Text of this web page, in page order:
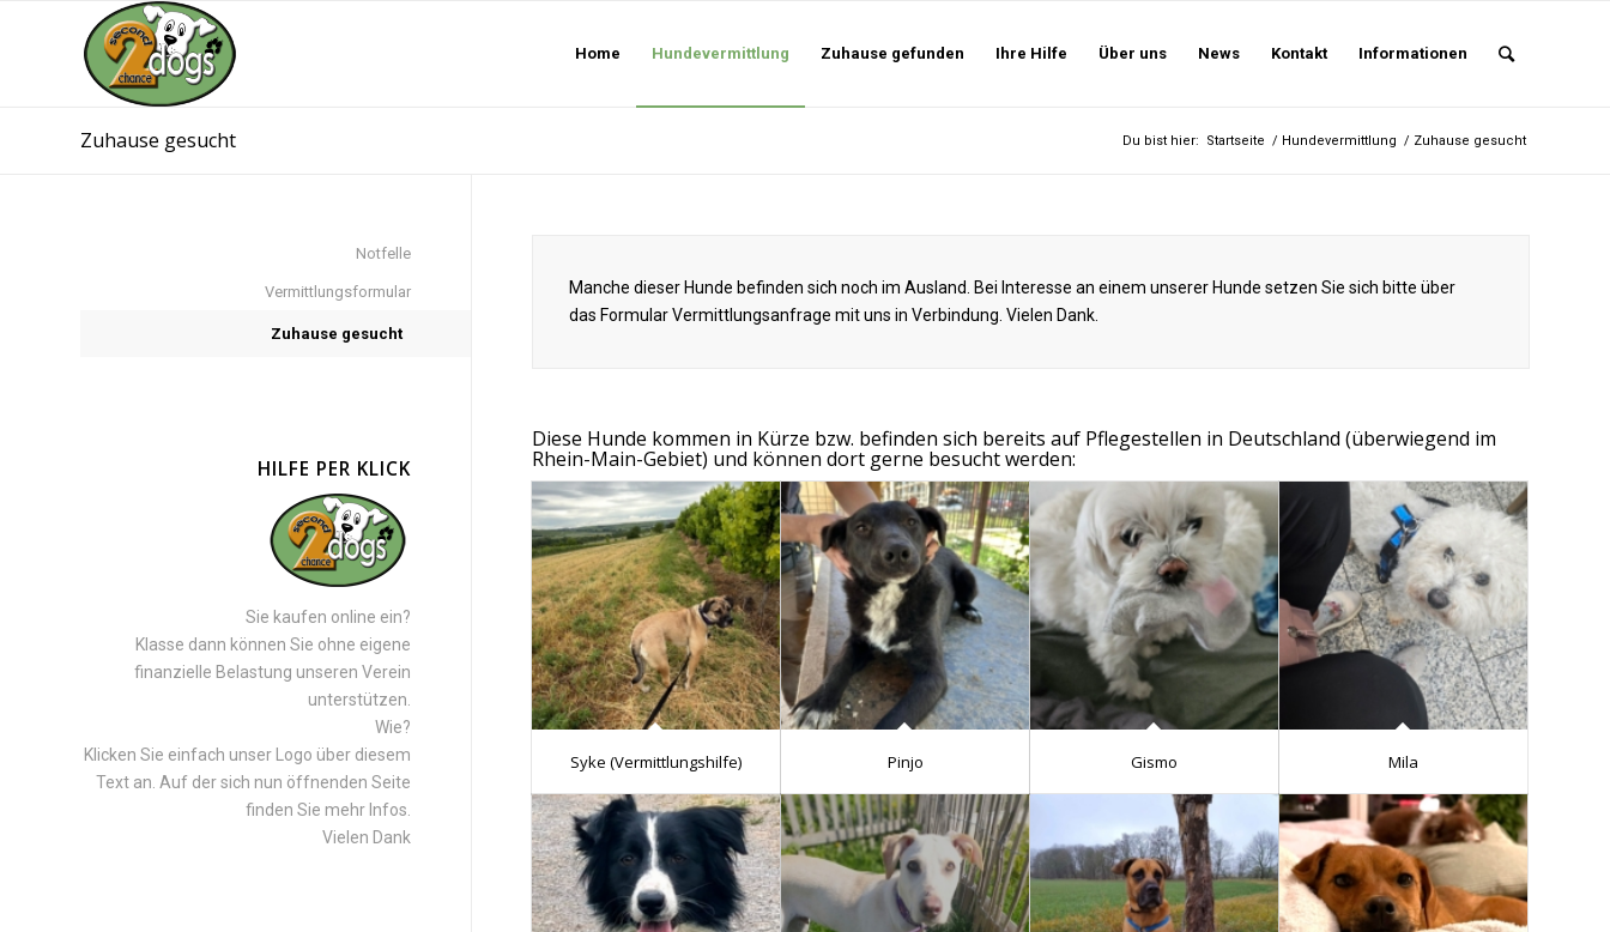
Home Hundevermittlung Zuhause gefunden Ihre Hilfe Über uns News Kontakt Informationen
Zuhause gesucht Du bist hier: Startseite / Hundevermittlung / Zuhause gesucht
Manche dieser Hunde befinden sich noch im Ausland. Bei Interesse an einem unserer Hunde setzen Sie sich bitte über
das Formular Vermittlungsanfrage mit uns in Verbindung. Vielen Dank.
Diese Hunde kommen in Kürze bzw. befinden sich bereits auf Pflegestellen in Deutschland (überwiegend im
Rhein-Main-Gebiet) und können dort gerne besucht werden:
Syke (Vermittlungshilfe) Pinjo Gismo Mila
Notfelle
Vermittlungsformular
Zuhause gesucht
HILFE PER KLICK
Sie kaufen online ein?
Klasse dann können Sie ohne eigene
finanzielle Belastung unseren Verein
unterstützen.
Wie?
Klicken Sie einfach unser Logo über diesem
Text an. Auf der sich nun öffnenden Seite
finden Sie mehr Infos.
Vielen Dank